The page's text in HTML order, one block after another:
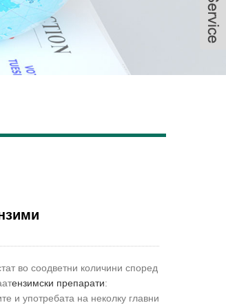
во соодветни количини според
ензимски препарати:
и употребата на неколку главни